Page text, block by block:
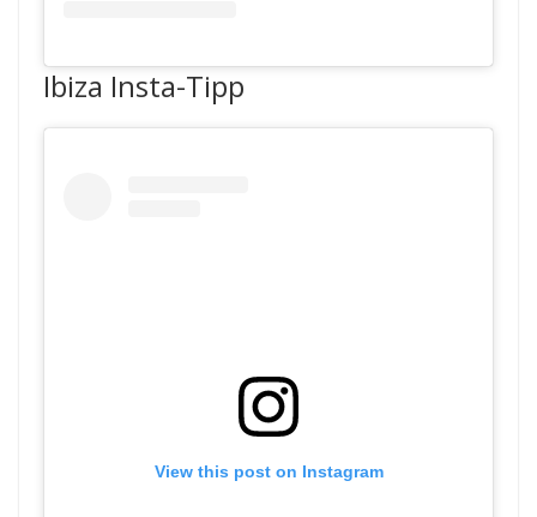
Ibiza Insta-Tipp
View this post on Instagram